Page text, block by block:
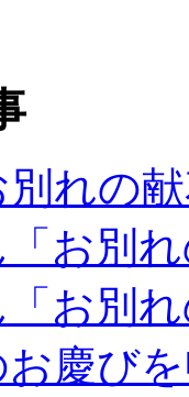
れの
お別
お別
慶び